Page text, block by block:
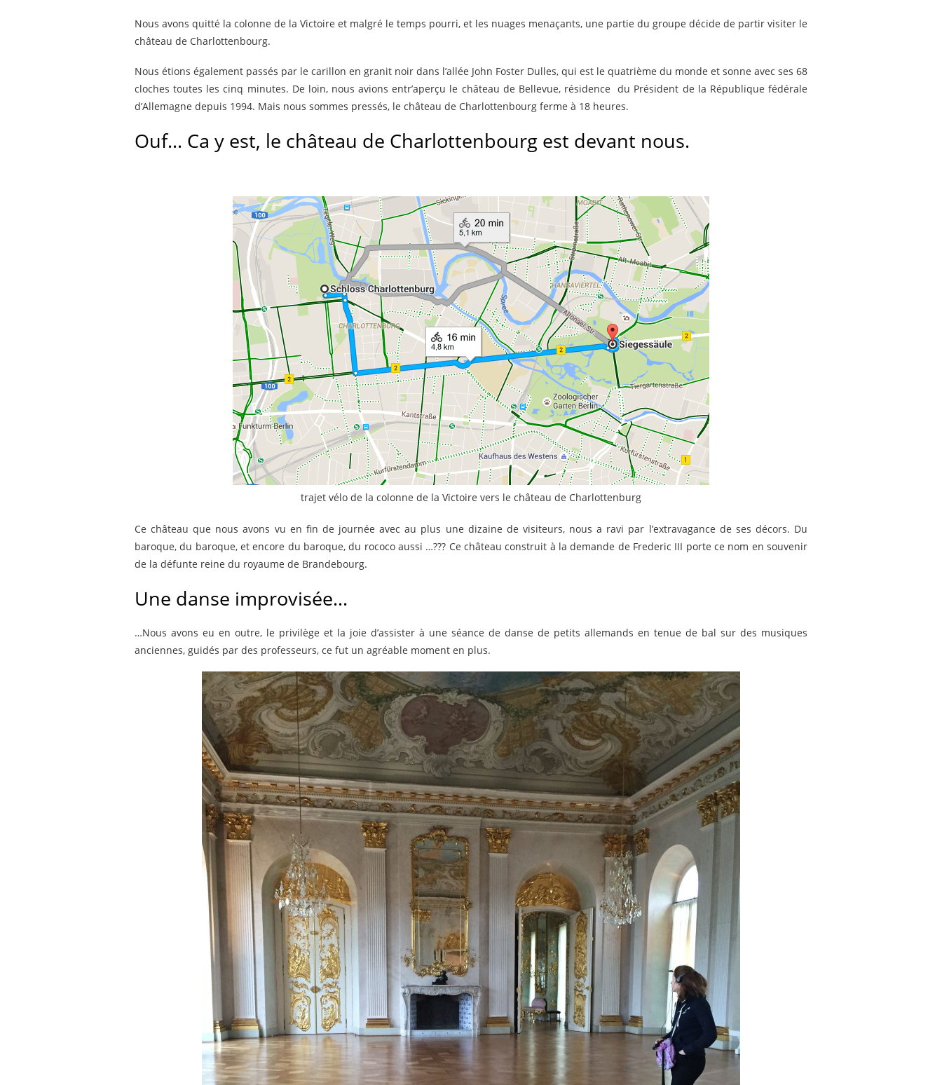
Nous avons quitté la colonne de la Victoire et malgré le temps pourri, et les nuages menaçants, une partie du groupe décide de partir visiter le
château de Charlottenbourg.
Nous étions également passés par le carillon en granit noir dans l’allée John Foster Dulles, qui est le quatrième du monde et sonne avec ses 68
cloches toutes les cinq minutes. De loin, nous avions entr’aperçu le château de Bellevue, résidence du Président de la République fédérale
d’Allemagne depuis 1994. Mais nous sommes pressés, le château de Charlottenbourg ferme à 18 heures.
Ouf… Ca y est, le château de Charlottenbourg est devant nous.
trajet vélo de la colonne de la Victoire vers le château de Charlottenburg
Ce château que nous avons vu en fin de journée avec au plus une dizaine de visiteurs, nous a ravi par l’extravagance de ses décors. Du
baroque, du baroque, et encore du baroque, du rococo aussi …??? Ce château construit à la demande de Frederic III porte ce nom en souvenir
de la défunte reine du royaume de Brandebourg.
Une danse improvisée…
…Nous avons eu en outre, le privilège et la joie d’assister à une séance de danse de petits allemands en tenue de bal sur des musiques
anciennes, guidés par des professeurs, ce fut un agréable moment en plus.